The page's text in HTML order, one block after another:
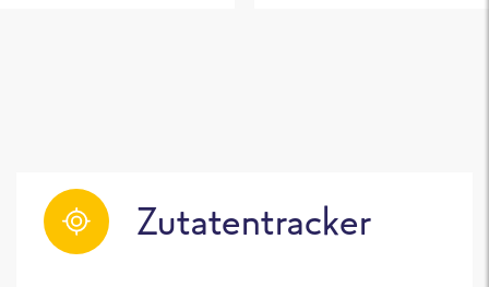
Zutatentracker